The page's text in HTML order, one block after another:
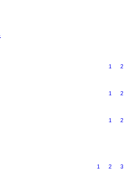
1 2
1 2
1 2
1 2 3